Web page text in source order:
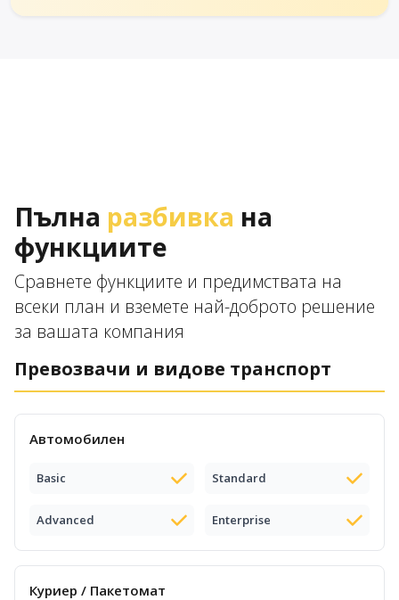
Пълна разбивка на
функциите
Сравнете функциите и предимствата на
всеки план и вземете най-доброто решение
за вашата компания
Превозвачи и видове транспорт
Автомобилен
Basic Standard
Advanced Enterprise
Куриер / Пакетомат